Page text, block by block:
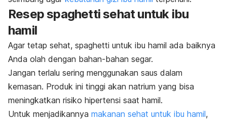
Resepspaghettisehat untuk ibu
hamil
Agar tetap sehat, spaghetti untuk ibu hamil ada baiknya
Anda olah dengan bahan-bahan segar.
Jangan terlalu sering menggunakan saus dalam
kemasan. Produk ini tinggi akan natrium yang bisa
meningkatkan risiko hipertensi saat hamil.
Untuk menjadikannya makanan sehat untuk ibu hamil,